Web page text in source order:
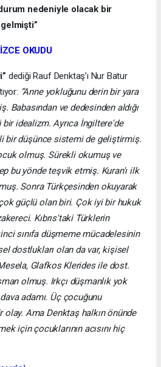
nedeniyle olacak bir
OKUDU
dediği Rauf Denktaş’ı Nur Batur
“Anne yokluğunu derin bir yara
Babasından ve dedesinden aldığı
idealizm. Ayrıca İngiltere'de
bir düşünce sistemi de geliştirmiş.
olmuş. Sürekli okumuş ve
bu yönde teşvik etmiş. Kuran'ı ilk
Sonra Türkçesinden okuyarak
çok güçlü olan biri. Çok iyi bir hukuk
Kıbrıs'taki Türklerin
sınıfa düşmeme mücadelesinin
dostlukları olan da var, kişisel
Glafkos Klerides ile dost.
olmuş. Irkçı düşmanlık yok
adamı. Üç çocuğunu
olay. Ama Denktaş halkın önünde
için çocuklarının acısını hiç